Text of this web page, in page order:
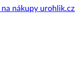
na nákupy urohlik.cz